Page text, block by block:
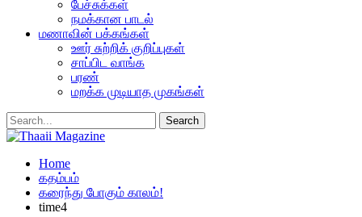
பேச்சுக்கள்
நமக்கான பாடல்
மணாவின் பக்கங்கள்
ஊர் சுற்றிக் குறிப்புகள்
சாப்பிட வாங்க
பரண்
மறக்க முடியாத முகங்கள்
Home
கதம்பம்
கரைந்து போகும் காலம்!
time4